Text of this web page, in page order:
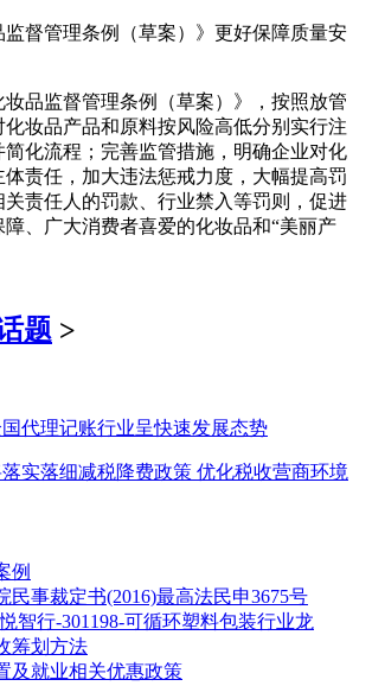
管理条例（草案）》更好保障质量安
监督管理条例（草案）》，按照放管
妆品产品和原料按风险高低分别实行注
化流程；完善监管措施，明确企业对化
责任，加大违法惩戒力度，大幅提高罚
责任人的罚款、行业禁入等罚则，促进
、广大消费者喜爱的化妆品和“美丽产
题 >
国代理记账行业呈快速发展态势
落实落细减税降费政策 优化税收营商环境
例
民事裁定书(2016)最高法民申3675号
智行-301198-可循环塑料包装行业龙
筹划方法
及就业相关优惠政策